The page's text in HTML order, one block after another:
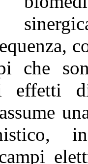
che
effetti